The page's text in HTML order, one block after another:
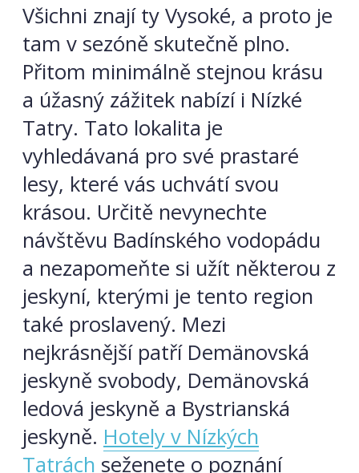
Všichni znají ty Vysoké, a proto je
tam v sezóně skutečně plno.
Přitom minimálně stejnou krásu
a úžasný zážitek nabízí i Nízké
Tatry. Tato lokalita je
vyhledávaná pro své prastaré
lesy, které vás uchvátí svou
krásou. Určitě nevynechte
návštěvu Badínského vodopádu
a nezapomeňte si užít některou z
jeskyní, kterými je tento region
také proslavený. Mezi
nejkrásnější patří Demänovská
jeskyně svobody, Demänovská
ledová jeskyně a Bystrianská
jeskyně. Hotely v Nízkých
Tatrách seženete o poznání